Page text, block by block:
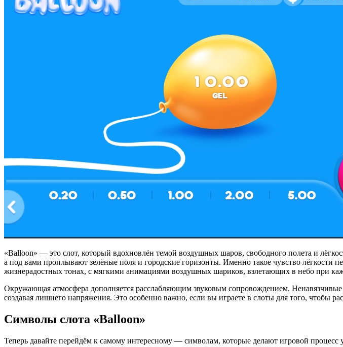
«Balloon» — это слот, который вдохновлён темой воздушных шаров, свободного полета и
а под вами проплывают зелёные поля и городские горизонты. Именно такое чувство лёгкости
жизнерадостных тонах, с мягкими анимациями воздушных шариков, взлетающих в небо при
Окружающая атмосфера дополняется расслабляющим звуковым сопровождением.
создавая лишнего напряжения. Это особенно важно, если вы играете в слоты для того, чтобы
Символы слота «Balloon»
Теперь давайте перейдём к самому интересному — символам, которые делают игровой